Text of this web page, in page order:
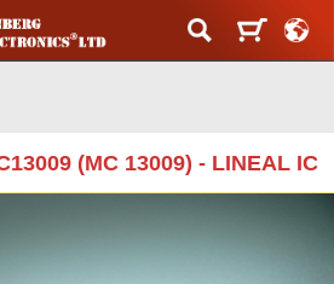
(MC 13009) - LINEAL IC